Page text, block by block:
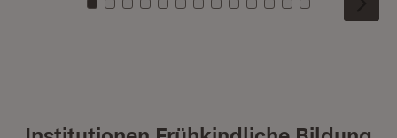
Zu Kachel: 0
Zu Kachel: 1
Zu Kachel: 2
Zu Kachel: 3
Zu Kachel: 4
Zu Kachel: 5
Zu Kachel: 6
Zu Kachel: 7
Zu Kachel: 8
Zu Kachel: 9
Zu Kachel: 10
Zu Kachel: 11
Zu Kachel: